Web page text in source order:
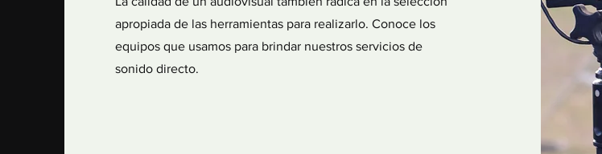
apropiada de las herramientas para realizarlo. Conoce los
equipos que usamos para brindar nuestros servicios de
sonido directo.